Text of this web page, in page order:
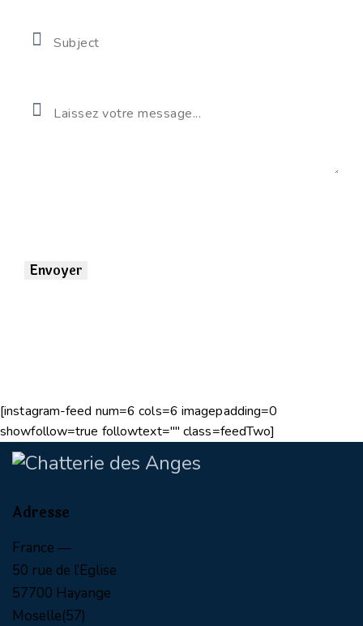
[instagram-feed num=6 cols=6 imagepadding=0
showfollow=true followtext="" class=feedTwo]
Adresse
France —
50 rue de l’Eglise
57700 Hayange
Moselle(57)